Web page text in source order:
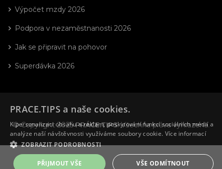
Výpočet mzdy 2026
Podpora v nezaměstnanosti 2026
Jak se připravit na pohovor
Superdávka 2026
© Copyright 2025PRÁCE.TIPS. Všechna práva vyhrazena.
PRACE.TIPS a naše cookies.
K personalizaci obsahu a reklam, poskytování funkcí sociálních médií a
analýze naší návštěvnosti využíváme soubory cookie. Více informací
ZOBRAZIT PODROBNOSTI
PŘIJMOUT VŠE VŠE ODMÍTNOUT